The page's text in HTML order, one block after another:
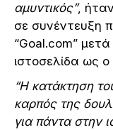
αμυντικός”,
σε συνέντευξη
“Goal.com”
ιστοσελίδα ως
“Η κατάκτηση
καρπός της
για πάντα στην